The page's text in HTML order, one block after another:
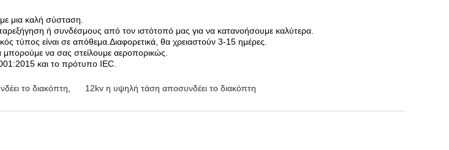
μια καλή σύσταση.
ή συνδέσμους από τον ιστότοπό μας για να κατανοήσουμε καλύτερα.
τύπος είναι σε απόθεμα.Διαφορετικά, θα χρειαστούν 3-15 ημέρες.
να σας στείλουμε αεροπορικώς.
και το πρότυπο IEC.
το διακόπτη 12kv η υψηλή τάση αποσυνδέει το διακόπτη